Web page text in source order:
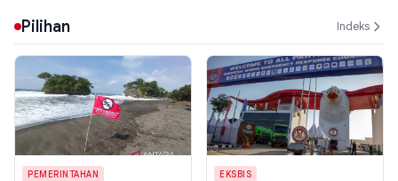
Pilihan Indeks
PEMERINTAHAN EKSBIS